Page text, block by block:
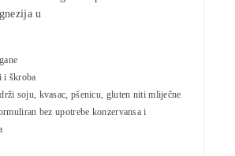
u
i škroba
soju, kvasac, pšenicu, gluten niti mliječne
bez upotrebe konzervansa i